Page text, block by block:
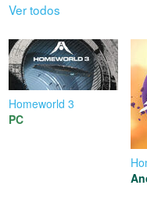
Ver todos
Homeworld 3
PC